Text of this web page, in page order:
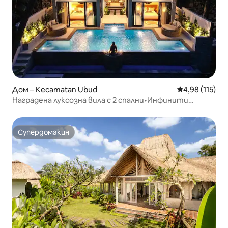
Дом – Kecamatan Ubud Средна
4,98 (115)
Наградена луксозна вила с 2 спални•Инфинити
Супердомакин
Супердомакин